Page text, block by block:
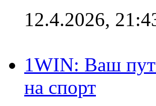
12.4.2026,
1WIN: Ваш
на спорт